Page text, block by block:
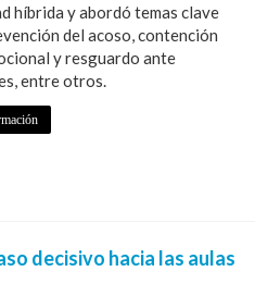
híbrida y abordó temas clave
del acoso, contención
y resguardo ante
entre otros.
decisivo hacia las aulas